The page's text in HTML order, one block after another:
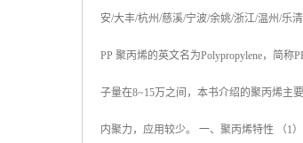
安/大丰/杭州/慈溪/宁波/余姚/浙江/温州/乐清
PP 聚丙烯的英文名为Polypropylene，简称
子量在8~15万之间，本书介绍的聚丙烯主
内聚力，应用较少。 一、聚丙烯特性 （1